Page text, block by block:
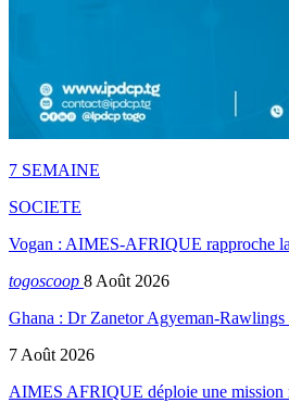
7 SEMAINE
SOCIETE
Vogan : AIMES-AFRIQUE rapproche
togoscoop 8 Août 2026
Ghana : Dr Zanetor Agyeman-
7 Août 2026
AIMES AFRIQUE déploie une